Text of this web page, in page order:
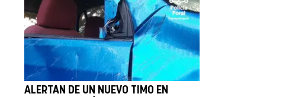
ALERTAN DE UN NUEVO TIMO EN